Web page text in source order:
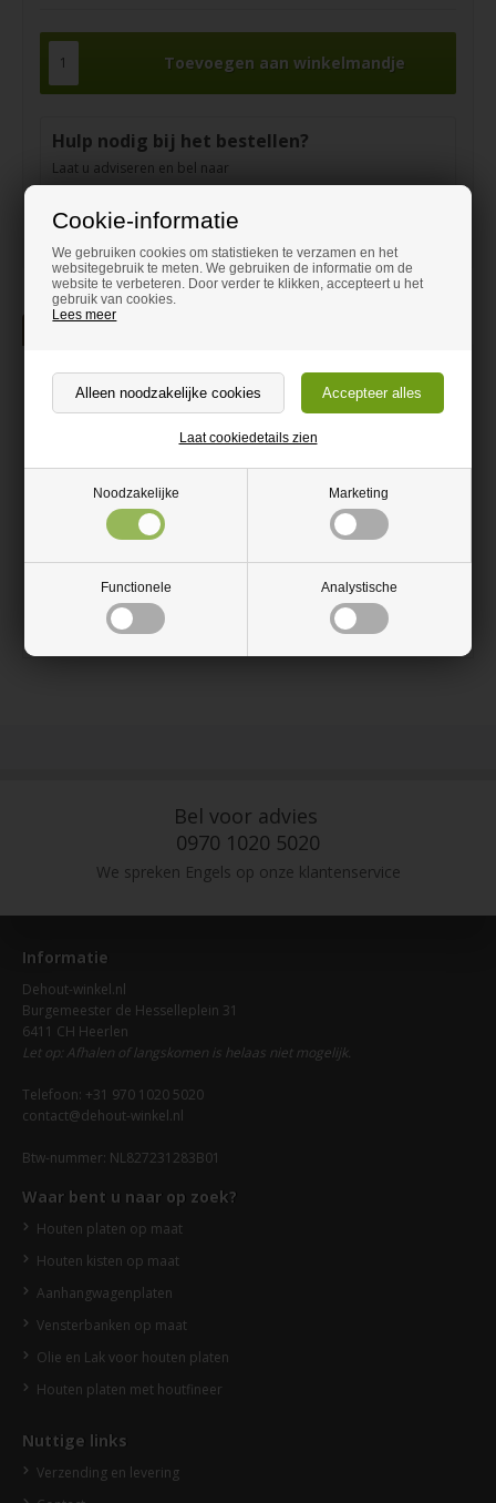
Cookie-informatie
We gebruiken cookies om statistieken te verzamen en het
websitegebruik te meten. We gebruiken de informatie om de
website te verbeteren. Door verder te klikken, accepteert u het
gebruik van cookies.
Lees meer
Noodzakelijke Marketing
Functionele Analystische
Laat cookiedetails zien
Hulp nodig bij het bestellen?
Laat u adviseren en bel naar
contact@dehout-winkel.nl
Wielen met rem
Zeer goede rubberen wielen met een stalen montagebeugel.
-Kist met speelgoed
-Salontafel
-Pallettafel voor de tuin
verplaatsen enz.
-Boekenkast enz.
Het wiel is Ø75 mm
Bel voor advies
0970 1020 5020
We spreken Engels op onze klantenservice
Informatie
Dehout-winkel.nl
Burgemeester de Hesselleplein 31
6411 CH Heerlen
Let op: Afhalen of langskomen is helaas niet mogelijk.
Telefoon: +31 970 1020 5020
contact@dehout-winkel.nl
Btw-nummer: NL827231283B01
Waar bent u naar op zoek?
Houten platen op maat
Houten kisten op maat
Aanhangwagenplaten
Vensterbanken op maat
Olie en Lak voor houten platen
Houten platen met houtfineer
Nuttige links
Verzending en levering